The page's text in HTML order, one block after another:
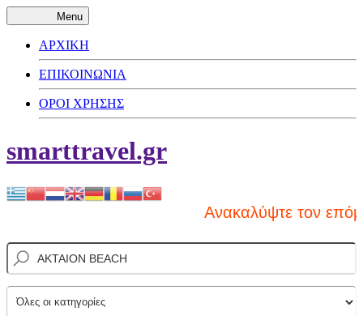
Menu
ΑΡΧΙΚΗ
ΕΠΙΚΟΙΝΩΝΙΑ
ΟΡΟΙ ΧΡΗΣΗΣ
smarttravel.gr
Ανακαλύψτε τον